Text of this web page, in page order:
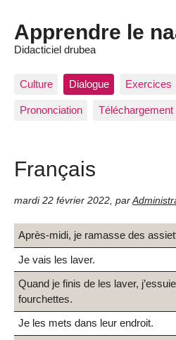
Apprendre le
Didacticiel drubea
Culture Dialogue Exercices
Prononciation Téléchargement
Français
mardi 22 février 2022 par
Après-midi, je ramasse des
Je vais les laver.
Quand je finis de les laver,
fourchettes.
Je les mets dans leur endroit.